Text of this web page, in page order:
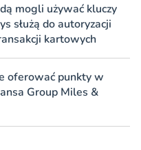
mogli używać kluczy
służą do autoryzacji
kartowych
oferować punkty w
Group Miles &